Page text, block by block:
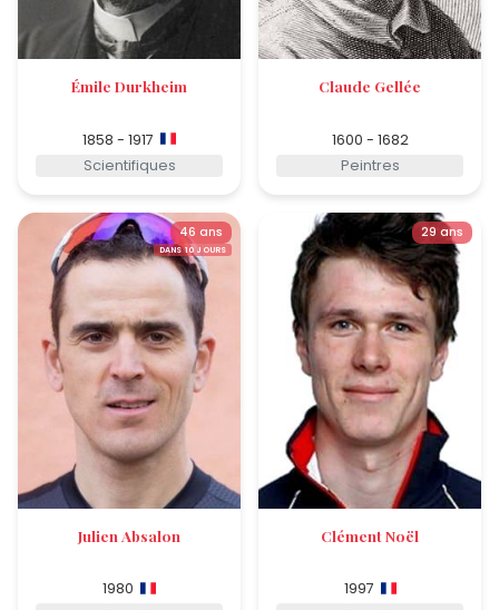
Émile Durkheim
1858 - 1917
Scientifiques
Claude Gellée
1600 - 1682
Peintres
46 ans
DANS 10 JOURS
Julien Absalon
1980
29 ans
Clément Noël
1997